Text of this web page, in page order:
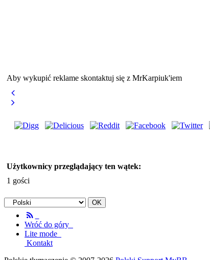
Aby wykupić reklame skontaktuj się z MrKarpiuk'iem
Użytkownicy przeglądający ten wątek:
1 gości
Wróć do góry
Lite mode
Kontakt